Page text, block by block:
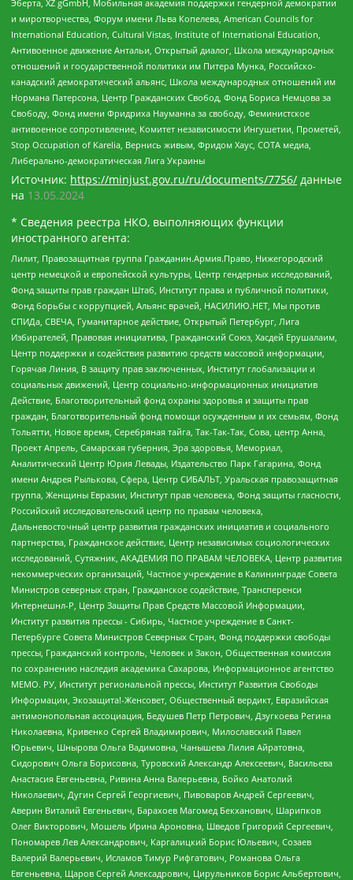
Эберта, XZ gGmbH, Мобильная академия поддержки гендерной демократии
и миротворчества, Форум имени Льва Копелева, American Councils for
International Education, Cultural Vistas, Institute of International Education,
Антивоенное движение Антальи, Открытый диалог, Школа международных
отношений и государственной политики им Питера Мунка, Российско-
канадский демократический альянс, Школа международных отношений им
Нормана Патерсона, Центр Гражданских Свобод, Фонд Бориса Немцова за
Свободу, Фонд имени Фридриха Науманна за свободу, Феминистское
антивоенное сопротивление, Комитет независимости Ингушетии, Прометей,
Stop Occupation of Karelia, Вернись живым, Фридом Хаус, СОТА медиа,
Либерально-демократическая Лига Украины
Источник: https://minjust.gov.ru/ru/documents/7756/ данные
на 13.05.2024
* Сведения реестра НКО, выполняющих функции
иностранного агента:
Лилит, Правозащитная группа Гражданин.Армия.Право, Нижегородский
центр немецкой и европейской культуры, Центр гендерных исследований,
Фонд защиты прав граждан Штаб, Институт права и публичной политики,
Фонд борьбы с коррупцией, Альянс врачей, НАСИЛИЮ.НЕТ, Мы против
СПИДа, СВЕЧА, Гуманитарное действие, Открытый Петербург, Лига
Избирателей, Правовая инициатива, Гражданский Союз, Хасдей Ерушалаим,
Центр поддержки и содействия развитию средств массовой информации,
Горячая Линия, В защиту прав заключенных, Институт глобализации и
социальных движений, Центр социально-информационных инициатив
Действие, Благотворительный фонд охраны здоровья и защиты прав
граждан, Благотворительный фонд помощи осужденным и их семьям, Фонд
Тольятти, Новое время, Серебряная тайга, Так-Так-Так, Сова, центр Анна,
Проект Апрель, Самарская губерния, Эра здоровья, Мемориал,
Аналитический Центр Юрия Левады, Издательство Парк Гагарина, Фонд
имени Андрея Рылькова, Сфера, Центр СИБАЛЬТ, Уральская правозащитная
группа, Женщины Евразии, Институт прав человека, Фонд защиты гласности,
Российский исследовательский центр по правам человека,
Дальневосточный центр развития гражданских инициатив и социального
партнерства, Гражданское действие, Центр независимых социологических
исследований, Сутяжник, АКАДЕМИЯ ПО ПРАВАМ ЧЕЛОВЕКА, Центр развития
некоммерческих организаций, Частное учреждение в Калининграде Совета
Министров северных стран, Гражданское содействие, Трансперенси
Интернешнл-Р, Центр Защиты Прав Средств Массовой Информации,
Институт развития прессы - Сибирь, Частное учреждение в Санкт-
Петербурге Совета Министров Северных Стран, Фонд поддержки свободы
прессы, Гражданский контроль, Человек и Закон, Общественная комиссия
по сохранению наследия академика Сахарова, Информационное агентство
МЕМО. РУ, Институт региональной прессы, Институт Развития Свободы
Информации, Экозащита!-Женсовет, Общественный вердикт, Евразийская
антимонопольная ассоциация, Бедушев Петр Петрович, Дзугкоева Регина
Николаевна, Кривенко Сергей Владимирович, Милославский Павел
Юрьевич, Шнырова Ольга Вадимовна, Чанышева Лилия Айратовна,
Сидорович Ольга Борисовна, Туровский Александр Алексеевич, Васильева
Анастасия Евгеньевна, Ривина Анна Валерьевна, Бойко Анатолий
Николаевич, Дугин Сергей Георгиевич, Пивоваров Андрей Сергеевич,
Аверин Виталий Евгеньевич, Барахоев Магомед Бекханович, Шарипков
Олег Викторович, Мошель Ирина Ароновна, Шведов Григорий Сергеевич,
Пономарев Лев Александрович, Каргалицкий Борис Юльевич, Созаев
Валерий Валерьевич, Исламов Тимур Рифгатович, Романова Ольга
Евгеньевна, Щаров Сергей Алексадрович, Цирульников Борис Альбертович,